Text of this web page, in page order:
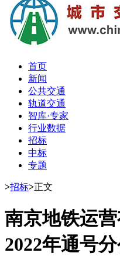
首页
新闻
公共交通
轨道交通
智库·专家
行业数据
招标
中标
专题
>招标>正文
南京地铁运
2022年通号